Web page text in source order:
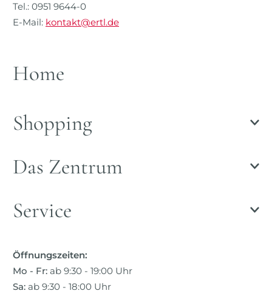
Tel.: 0951 9644-0
E-Mail: kontakt@ertl.de
Home
Shopping
Das Zentrum
Service
Öffnungszeiten:
Mo - Fr: ab 9:30 - 19:00 Uhr
Sa: ab 9:30 - 18:00 Uhr